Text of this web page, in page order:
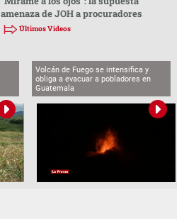
amenaza de JOH a procuradores
Últimos Videos
Volcán de Fuego se intensifica y
obliga a evacuar a pobladores en
Guatemala